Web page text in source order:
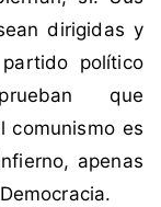
dirigidas y
político
que
comunismo es
apenas